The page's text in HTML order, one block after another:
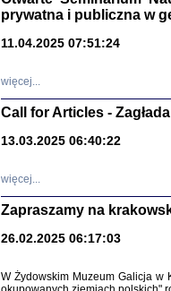
prywatna i publiczna w
11.04.2025 07:51:24
więcej...
Call for Articles -
13.03.2025 06:40:22
więcej...
Zapraszamy na
26.02.2025 06:17:03
W Żydowskim Muzeum Galicja w